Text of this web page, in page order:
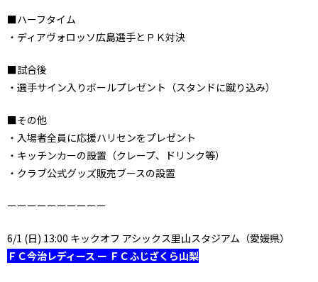
■ハーフタイム
・ディアヴォロッソ広島選手とＰＫ対決
■試合後
・選手サイン入りボールプレゼント（スタンドに蹴り込み）
■その他
・入場者全員に応援ハリセンをプレゼント
・キッチンカーの設置（クレープ、ドリンク等）
・クラブ公式グッズ販売ブースの設置
ーーーーーーーーーー
6/1 (日) 13:00 キックオフ アシックス里山スタジアム（愛媛県）
ＦＣ今治レディース ー ＦＣふじざくら山梨